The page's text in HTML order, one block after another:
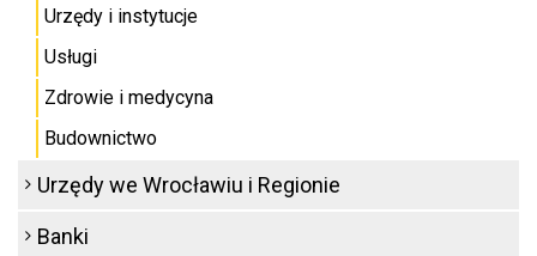
Urzędy i instytucje
Usługi
Zdrowie i medycyna
Budownictwo
Urzędy we Wrocławiu i Regionie
Banki